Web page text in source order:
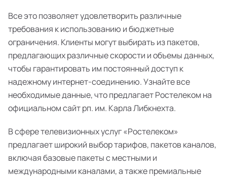
Все это позволяет удовлетворить различные
требования к использованию и бюджетные
ограничения. Клиенты могут выбирать из пакетов,
предлагающих различные скорости и объемы данных,
чтобы гарантировать им постоянный доступ к
надежному интернет-соединению. Узнайте все
необходимые данные, что предлагает Ростелеком на
официальном сайт рп. им. Карла Либкнехта.
В сфере телевизионных услуг «Ростелеком»
предлагает широкий выбор тарифов, пакетов каналов,
включая базовые пакеты с местными и
международными каналами, а также премиальные